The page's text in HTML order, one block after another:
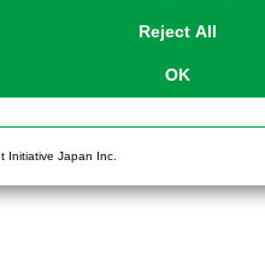
Reject All
OK
Initiative Japan Inc.